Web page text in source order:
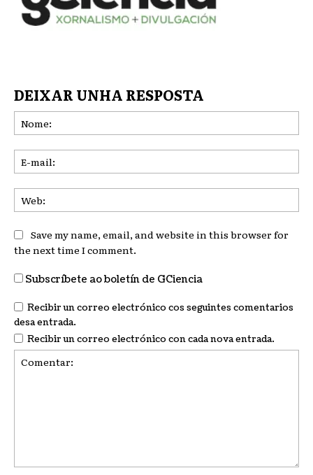
DEIXAR UNHA RESPOSTA
Save my name, email, and website in this browser for
the next time I comment.
Subscríbete ao boletín de GCiencia
Recibir un correo electrónico cos seguintes comentarios
desa entrada.
Recibir un correo electrónico con cada nova entrada.